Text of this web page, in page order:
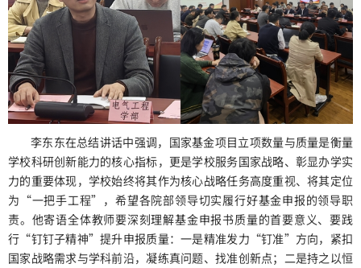
李东东在总结讲话中强调，国家基金项目立项数量与质量是衡量
学校科研创新能力的核心指标，更是学校服务国家战略、彰显办学实
力的重要体现，学校始终将其作为核心战略任务高度重视、将其定位
为“一把手工程”，希望各院部领导切实履行好基金申报的领导职
责。他寄语全体教师要深刻理解基金申报书质量的首要意义、要践
行“钉钉子精神”提升申报质量：一是精准发力“钉准”方向，紧扣
国家战略需求与学科前沿，凝练真问题、找准创新点；二是持之以恒